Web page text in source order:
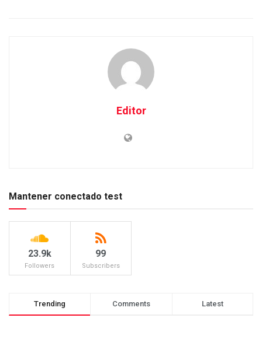
Editor
Mantener conectado test
23.9k
Followers
99
Subscribers
Trending Comments Latest